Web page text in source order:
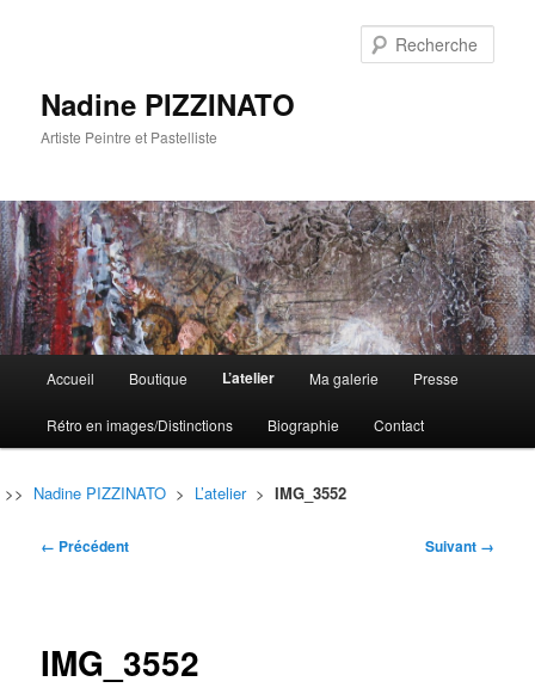
Nadine PIZZINATO
Artiste Peintre et Pastelliste
principal
Aller
au
contenu
principal
Aller
au
contenu
secondaire
Accueil Boutique L’atelier Ma galerie Presse
Rétro en images/Distinctions Biographie Contact
>> Nadine PIZZINATO > L’atelier> IMG_3552
Navigation
← Précédent Suivant →
IMG_3552